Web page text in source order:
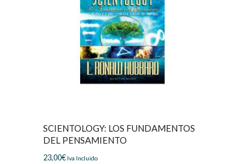
SCIENTOLOGY: LOS FUNDAMENTOS
DEL PENSAMIENTO
23,00€ Iva Incluido